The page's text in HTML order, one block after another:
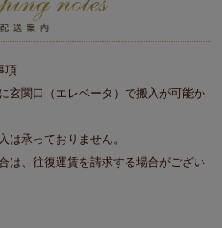
項
玄関口（エレベータ）で搬入が可能か
は承っておりません。
は、往復運賃を請求する場合がござい